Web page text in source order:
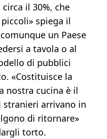
il 30%, che
spiega il
un Paese
a tavola o al
di pubblici
«Costituisce la
nostra cucina è il
arrivano in
di ritornare»
torto.